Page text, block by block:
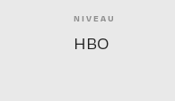
NIVEAU
HBO